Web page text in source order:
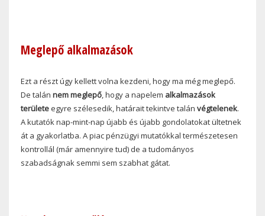
Meglepő alkalmazások
Ezt a részt úgy kellett volna kezdeni, hogy ma még meglepő.
De talán nem meglepő, hogy a napelem alkalmazások
területeegyre szélesedik, határait tekintve talán végtelenek.
A kutatók nap-mint-nap újabb és újabb gondolatokat ültetnek
át a gyakorlatba. A piac pénzügyi mutatókkal természetesen
kontrollál (már amennyire tud) de a tudományos
szabadságnak semmi sem szabhat gátat.